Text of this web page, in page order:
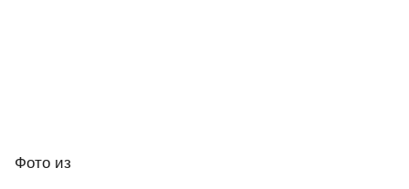
Фото из